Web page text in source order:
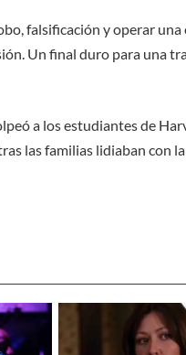
falsificación y operar una
Un final duro para una
a los estudiantes de
las familias lidiaban con